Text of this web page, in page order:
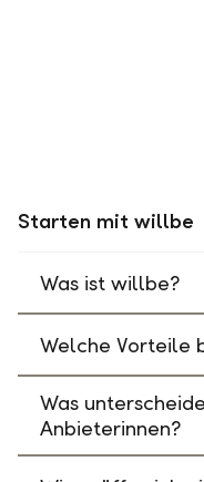
Starten mit willbe
Was ist willbe?
Welche Vorteile
Was
Anbieterinnen?